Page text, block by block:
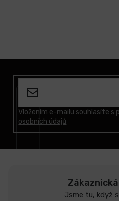
Vložením e-mailu souhlasíte s
osobních údajů
Jsme tu, když